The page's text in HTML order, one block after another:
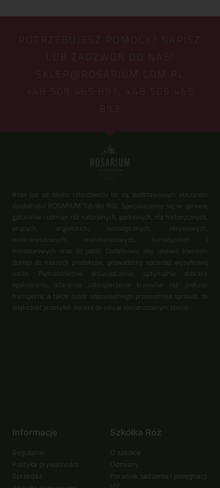
POTRZEBUJESZ POMOCY? NAPISZ
LUB ZADZWOŃ DO NAS!
SKLEP@ROSARIUM.COM.PL
+48 509 465 891,
+48 509 465
893
Róże już od blisko czterdziestu lat są podstawowym obszarem
działalności ROSARIUM Szkółki Róż. Specjalizujemy się w uprawie
gatunków i odmian róż naturalnych, parkowych, róż historycznych,
pnących, angielskich, nostalgicznych, okrywowych,
wielkokwiatowych, wielokwiatowych, kanadyjskich i
miniaturowych oraz do patio. Dodatkowo, aby ułatwić klientom
dostęp do naszych produktów, prowadzimy sprzedaż wysyłkową
roślin. Piętnastoletnie doświadczenie, optymalnie dobrane
opakowania, staranne zabezpieczenie krzewów róż podczas
transportu, a także dobór odpowiedniego przewoźnika sprawia, że
większość przesyłek dociera do celu w nienaruszonym stanie.
Informacje
Regulamin
Polityka prywatności
Sprzedaż
Szkółka Róż
O szkółce
Odmiany
Poradnik sadzenia i pielęgnacji
róż